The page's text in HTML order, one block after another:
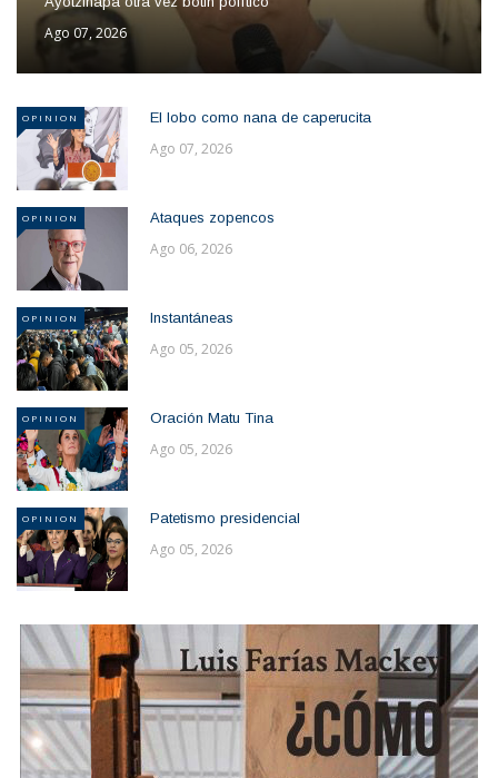
Ago 07, 2026
OPINION El lobo como nana de caperucita
Ago 07, 2026
OPINION Ataques zopencos
Ago 06, 2026
OPINION Instantáneas
Ago 05, 2026
OPINION Oración Matu Tina
Ago 05, 2026
OPINION Patetismo presidencial
Ago 05, 2026